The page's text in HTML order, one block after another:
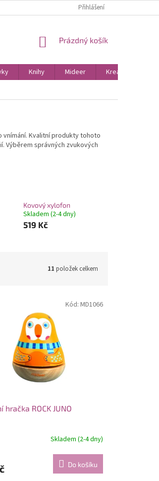
Přihlášení
NÁKUPNÍ
Prázdný košík
Knihy Mideer
Kreativní hračky
Kvalitní produkty tohoto
Výběrem správných zvukových
Kovový xylofon
Skladem (2-4 dny)
519 Kč
11 položek celkem
hračka ROCK JUNO
Skladem (2-4 dny)
Do košíku
Kód: MD1066